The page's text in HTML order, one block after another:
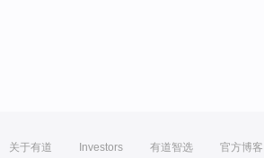
关于有道 Investors 有道智选 官方博客